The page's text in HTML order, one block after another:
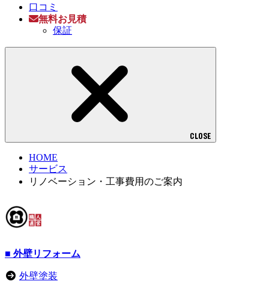
口コミ
無料お見積
保証
CLOSE
HOME
サービス
リノベーション・工事費用のご案内
■ 外壁リフォーム
外壁塗装